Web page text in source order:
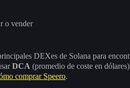
o vender
DEXes de Solana para
DCA (promedio de coste en
comprar Speero.